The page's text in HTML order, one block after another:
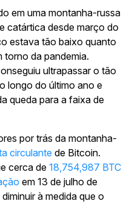
em uma montanha-russa
catártica desde março do
estava tão baixo quanto
da pandemia.
ultrapassar o tão
longo do último ano e
queda para a faixa de
por trás da montanha-
circulante de Bitcoin.
cerca de 18,754,987 BTC
em 13 de julho de
à medida que o